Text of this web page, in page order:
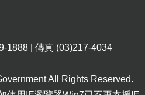
1888 | 傳真 (03)217-4034
All Rights Reserved.